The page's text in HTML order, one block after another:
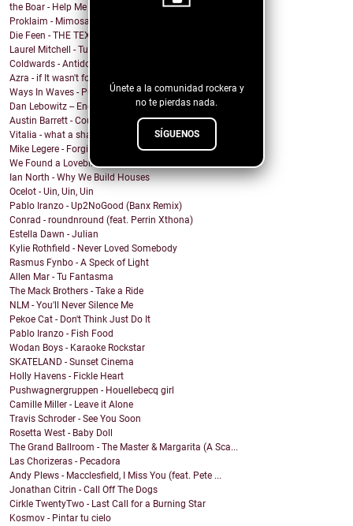
Únete a la comunidad rockera y
no te pierdas nada.
SÍGUENOS
the Boar - Help Me
Proklaim - Mimosa
Die Feen - THE TEXAN
Laurel Mitchell - Tuesday, Parkway
Coldwards - Antidote
Azra - if It wasn't for you
Ways In Waves - Pulled to the Sky
Dan Lebowitz -- Enemies
Austin Barrett - Country Enuf
Vitalia - what a shame
Mike Legere - Forgiveness
We Found a Lovebird - 100%
Ian North - Why We Build Houses
Ocelot - Uin, Uin, Uin
Pablo Iranzo - Up2NoGood (Banx Remix)
Conrad - roundnround (feat. Perrin Xthona)
Estella Dawn - Julian
Kylie Rothfield - Never Loved Somebody
Rasmus Fynbo - A Speck of Light
Allen Mar - Tu Fantasma
The Mack Brothers - Take a Ride
NLM - You'll Never Silence Me
Pekoe Cat - Don't Think Just Do It
Pablo Iranzo - Fish Food
Wodan Boys - Karaoke Rockstar
SKATELAND - Sunset Cinema
Holly Havens - Fickle Heart
Pushwagnergruppen - Houellebecq girl
Camille Miller - Leave it Alone
Travis Schroder - See You Soon
Rosetta West - Baby Doll
The Grand Ballroom - The Master & Margarita (A Sca...
Las Chorizeras - Pecadora
Andy Plews - Macclesfield, I Miss You (feat. Pete ...
Jonathan Citrin - Call Off The Dogs
Cirkle TwentyTwo - Last Call for a Burning Star
Kosmov - Pintar tu cielo